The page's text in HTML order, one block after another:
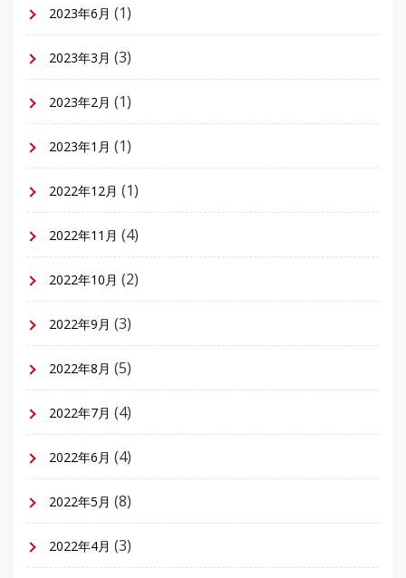
2023年6月 (1)
2023年3月 (3)
2023年2月 (1)
2023年1月 (1)
2022年12月 (1)
2022年11月 (4)
2022年10月 (2)
2022年9月 (3)
2022年8月 (5)
2022年7月 (4)
2022年6月 (4)
2022年5月 (8)
2022年4月 (3)